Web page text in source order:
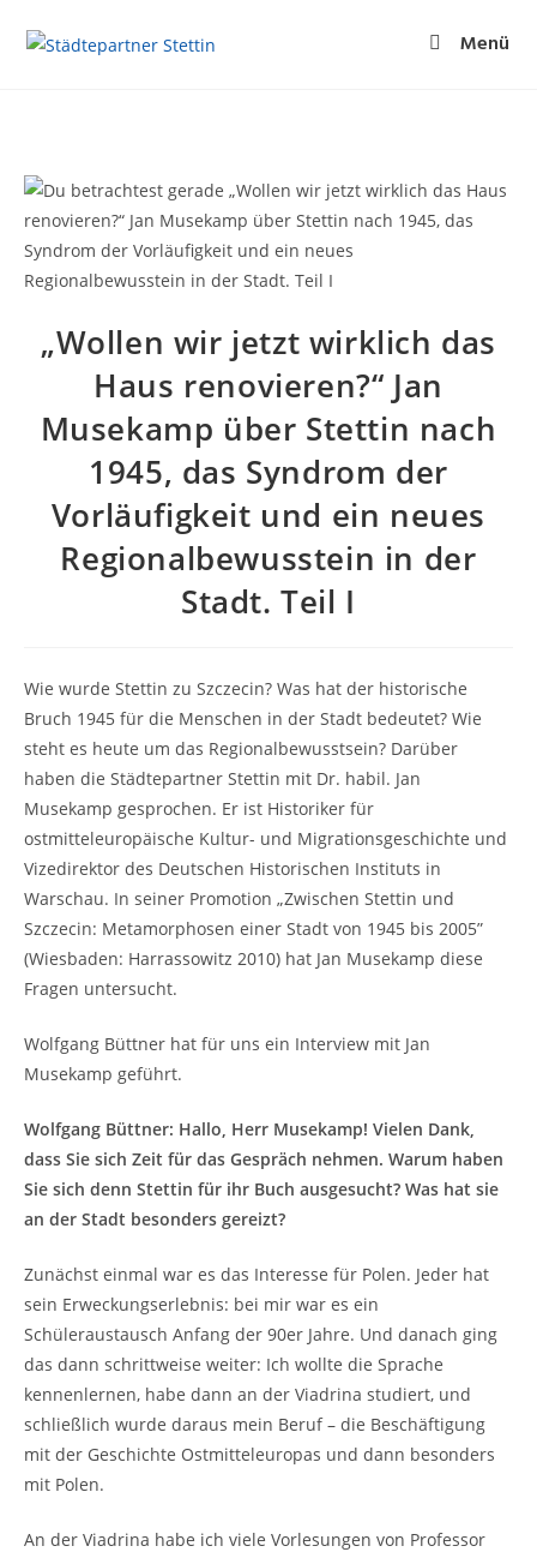
Menü
„Wollen wir jetzt wirklich das
Haus renovieren?“ Jan
Musekamp über Stettin nach
1945, das Syndrom der
Vorläufigkeit und ein neues
Regionalbewusstein in der
Stadt. Teil I
Wie wurde Stettin zu Szczecin? Was hat der historische
Bruch 1945 für die Menschen in der Stadt bedeutet? Wie
steht es heute um das Regionalbewusstsein? Darüber
haben die Städtepartner Stettin mit Dr. habil. Jan
Musekamp gesprochen. Er ist Historiker für
ostmitteleuropäische Kultur- und Migrationsgeschichte und
Vizedirektor des Deutschen Historischen Instituts in
Warschau. In seiner Promotion „Zwischen Stettin und
Szczecin: Metamorphosen einer Stadt von 1945 bis 2005”
(Wiesbaden: Harrassowitz 2010) hat Jan Musekamp diese
Fragen untersucht.
Wolfgang Büttner hat für uns ein Interview mit Jan
Musekamp geführt.
Wolfgang Büttner: Hallo, Herr Musekamp! Vielen Dank,
dass Sie sich Zeit für das Gespräch nehmen. Warum haben
Sie sich denn Stettin für ihr Buch ausgesucht? Was hat sie
an der Stadt besonders gereizt?
Zunächst einmal war es das Interesse für Polen. Jeder hat
sein Erweckungserlebnis: bei mir war es ein
Schüleraustausch Anfang der 90er Jahre. Und danach ging
das dann schrittweise weiter: Ich wollte die Sprache
kennenlernen, habe dann an der Viadrina studiert, und
schließlich wurde daraus mein Beruf – die Beschäftigung
mit der Geschichte Ostmitteleuropas und dann besonders
mit Polen.
An der Viadrina habe ich viele Vorlesungen von Professor